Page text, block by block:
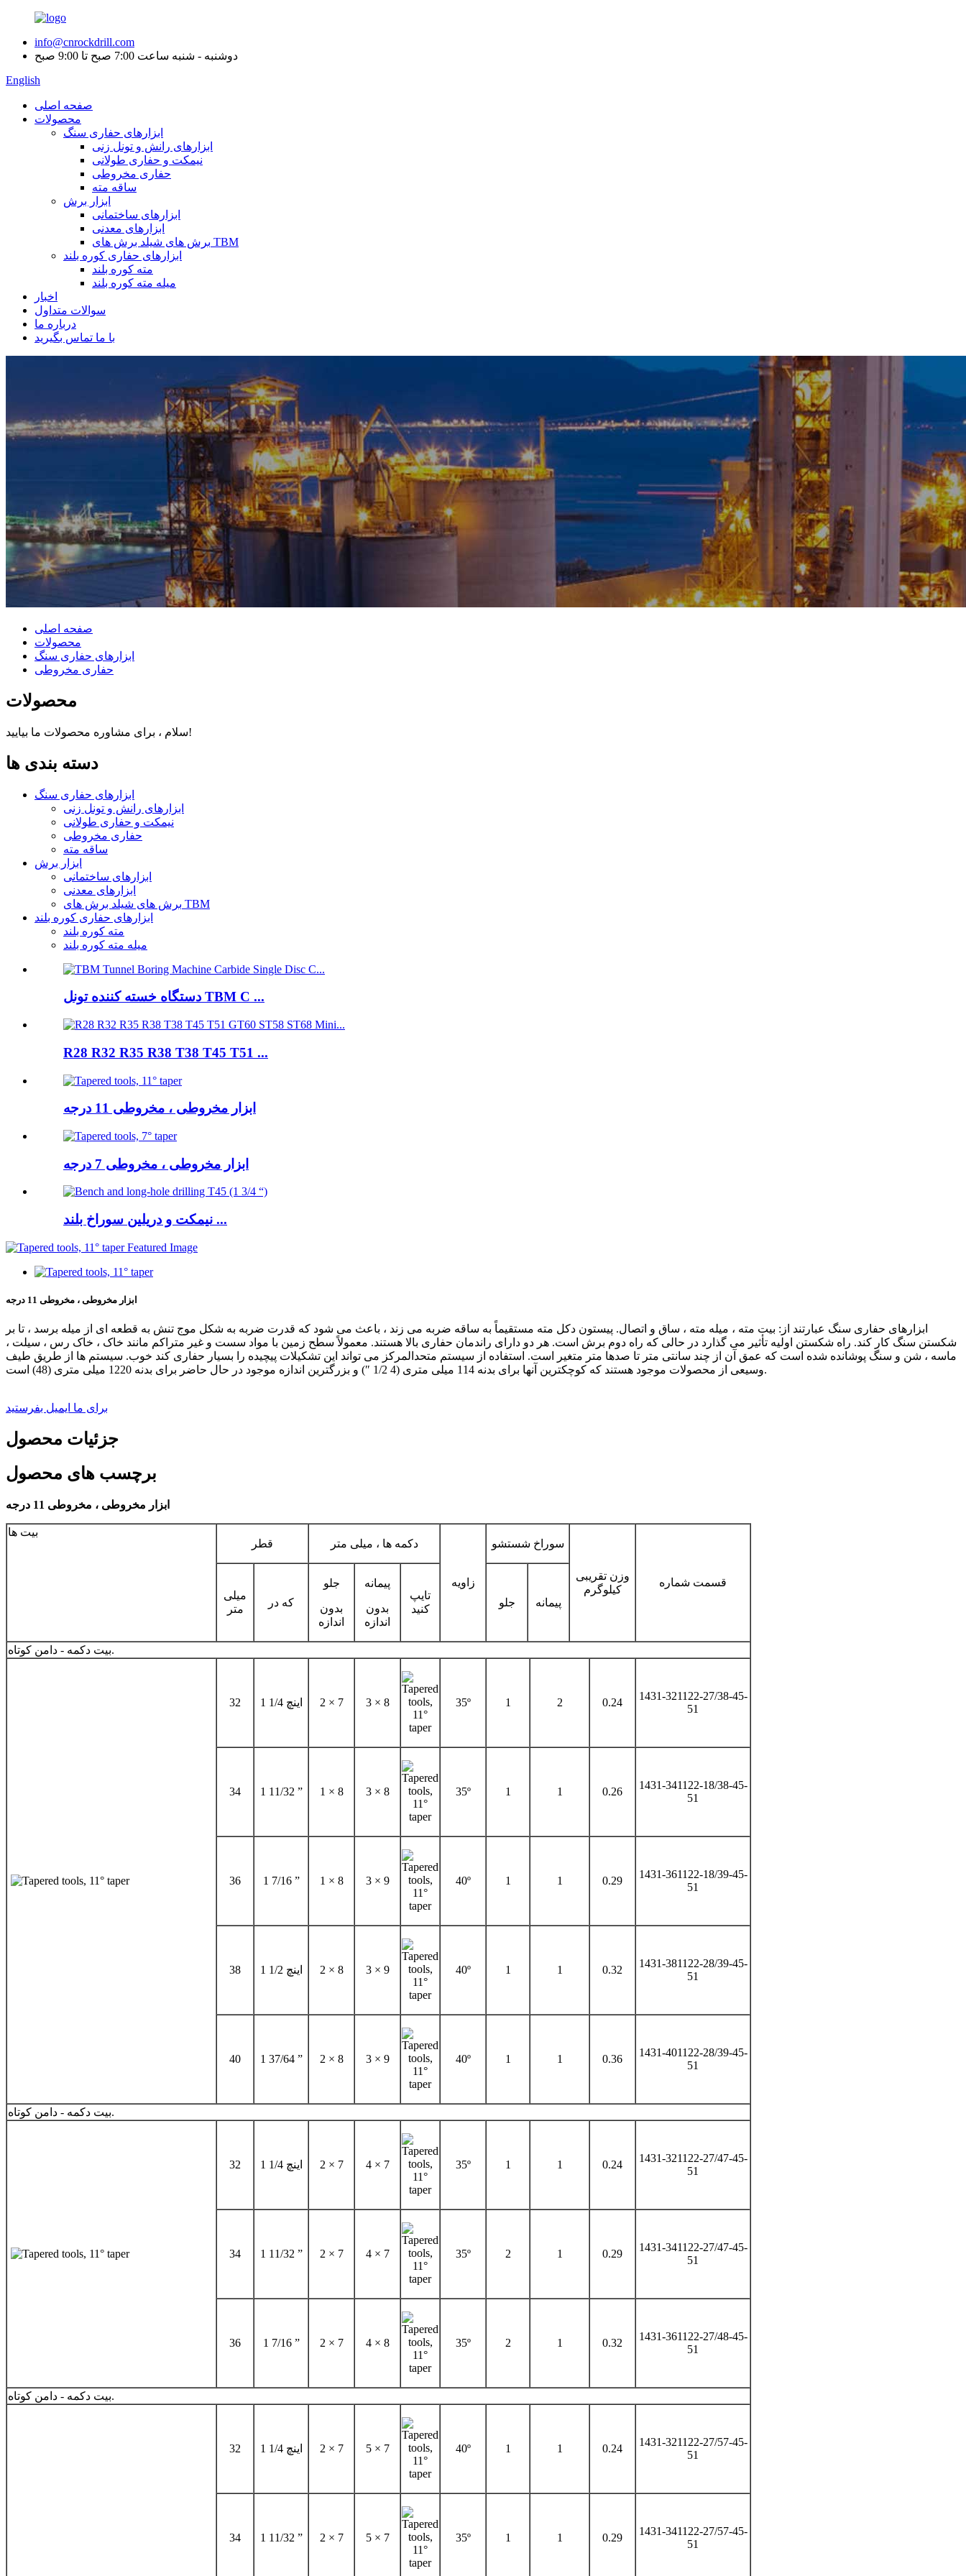
info@cnrockdrill.com
دوشنبه - شنبه ساعت 7:00 صبح تا 9:00 صبح
English
صفحه اصلی
محصولات
ابزارهای حفاری سنگ
ابزارهای رانش و تونل زنی
نیمکت و حفاری طولانی
حفاری مخروطی
ساقه مته
ابزار برش
ابزارهای ساختمانی
ابزارهای معدنی
برش های شیلد برش های TBM
ابزارهای حفاری کوره بلند
مته کوره بلند
میله مته کوره بلند
اخبار
سوالات متداول
درباره ما
با ما تماس بگیرید
صفحه اصلی
محصولات
ابزارهای حفاری سنگ
حفاری مخروطی
محصولات
سلام ، برای مشاوره محصولات ما بیایید!
دسته بندی ها
ابزارهای حفاری سنگ
ابزارهای رانش و تونل زنی
نیمکت و حفاری طولانی
حفاری مخروطی
ساقه مته
ابزار برش
ابزارهای ساختمانی
ابزارهای معدنی
برش های شیلد برش های TBM
ابزارهای حفاری کوره بلند
مته کوره بلند
میله مته کوره بلند
دستگاه خسته کننده تونل TBM C ...
R28 R32 R35 R38 T38 T45 T51 ...
ابزار مخروطی ، مخروطی 11 درجه
ابزار مخروطی ، مخروطی 7 درجه
نیمکت و دریلین سوراخ بلند ...
ابزار مخروطی ، مخروطی 11 درجه
ابزارهای حفاری سنگ عبارتند از: بیت مته ، میله مته ، ساق و اتصال. پیستون دکل مته مستقیماً به ساقه ضربه می زند ، باعث می شود که قدرت ضربه به شکل موج تنش به قطعه ای از میله برسد ، تا بر
شکستن سنگ کار کند. راه شکستن اولیه تأثیر می گذارد در حالی که راه دوم برش است. هر دو دارای راندمان حفاری بالا هستند. معمولاً سطح زمین با مواد سست و غیر متراکم مانند خاک ، خاک رس ، سیلت ،
ماسه ، شن و سنگ پوشانده شده است که عمق آن از چند سانتی متر تا صدها متر متغیر است. استفاده از سیستم متحدالمرکز می تواند این تشکیلات پیچیده را بسیار حفاری کند خوب. سیستم ها از طریق طیف
وسیعی از محصولات موجود هستند که کوچکترین آنها برای بدنه 114 میلی متری (4 1/2 ″) و بزرگترین اندازه موجود در حال حاضر برای بدنه 1220 میلی متری (48) است.
برای ما ایمیل بفرستید
جزئیات محصول
برچسب های محصول
ابزار مخروطی ، مخروطی 11 درجه
بیت ها
قطر
دکمه ها ، میلی متر
زاویه
سوراخ شستشو
وزن تقریبی
کیلوگرم
قسمت شماره
میلی
متر
که در
جلو
بدون
اندازه
پیمانه
بدون
اندازه
تایپ
کنید
جلو پیمانه
بیت دکمه - دامن کوتاه.
32 1 1/4 اینچ 2 × 7 3 × 8 35º 1 2 0.24
1431-321122-27/38-45-
51
34 1 11/32 ” 1 × 8 3 × 8 35º 1 1 0.26
1431-341122-18/38-45-
51
36 1 7/16 ” 1 × 8 3 × 9 40º 1 1 0.29
1431-361122-18/39-45-
51
38 1 1/2 اینچ 2 × 8 3 × 9 40º 1 1 0.32
1431-381122-28/39-45-
51
40 1 37/64 ” 2 × 8 3 × 9 40º 1 1 0.36
1431-401122-28/39-45-
51
بیت دکمه - دامن کوتاه.
32 1 1/4 اینچ 2 × 7 4 × 7 35º 1 1 0.24
1431-321122-27/47-45-
51
34 1 11/32 ” 2 × 7 4 × 7 35º 2 1 0.29
1431-341122-27/47-45-
51
36 1 7/16 ” 2 × 7 4 × 8 35º 2 1 0.32
1431-361122-27/48-45-
51
بیت دکمه - دامن کوتاه.
32 1 1/4 اینچ 2 × 7 5 × 7 40º 1 1 0.24
1431-321122-27/57-45-
51
34 1 11/32 ” 2 × 7 5 × 7 35º 1 1 0.29
1431-341122-27/57-45-
51